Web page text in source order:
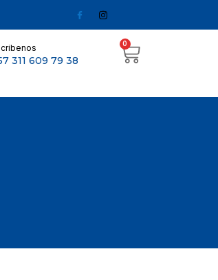
311 609 79 38
0